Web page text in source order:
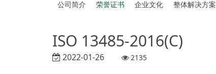
公司简介 荣誉证书 企业文化 整体解决方案
ISO 13485-2016(C)
2022-01-26 2135